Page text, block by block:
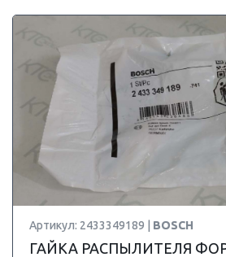
Артикул: 2433349189 | BOSCH
ГАЙКА РАСПЫЛИТЕЛЯ